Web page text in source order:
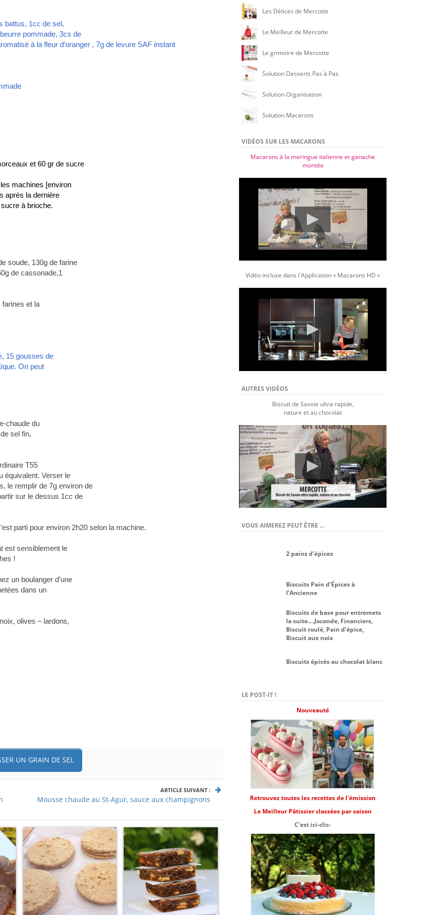
battus, 1cc de sel,
pommade, 3cs de
à la fleur d’oranger , 7g de levure SAF instant
et 60 gr de sucre
machines [environ
après la dernière
à brioche.
soude, 130g de farine
de cassonade,1
farines et la
15 gousses de
On peut
chaude du
sel fin,
T55
équivalent. Verser le
le remplir de 7g environ de
sur le dessus 1cc de
parti pour environ 2h20 selon la machine.
est sensiblement le
!
un boulanger d’une
dans un
olives – lardons,
UN GRAIN DE SEL
ARTICLE SUIVANT :
Mousse chaude au St-Agur, sauce aux champignons
Les Délices de Mercotte
Le Meilleur de Mercotte
Le grimoire de Mercotte
Solution Desserts Pas à Pas
Solution Organisation
Solution Macarons
VIDÉOS SUR LES MACARONS
Macarons à la meringue italienne et ganache
montée
Vidéo incluse dans l'Application « Macarons HD »
AUTRES VIDÉOS
Biscuit de Savoie ultra rapide,
nature et au chocolat
VOUS AIMEREZ PEUT ÊTRE …
2 pains d’épices
Biscuits Pain d’Épices à
l’Ancienne
Biscuits de base pour entremets
la suite….Joconde, Financiers,
Biscuit roulé, Pain d’épice,
Biscuit aux noix
Biscuits épicés au chocolat blanc
LE POST-IT !
Nouveauté
Retrouvez toutes les recettes de l'émission
Le Meilleur Pâtissier classées par saison
C'est ici-clic-